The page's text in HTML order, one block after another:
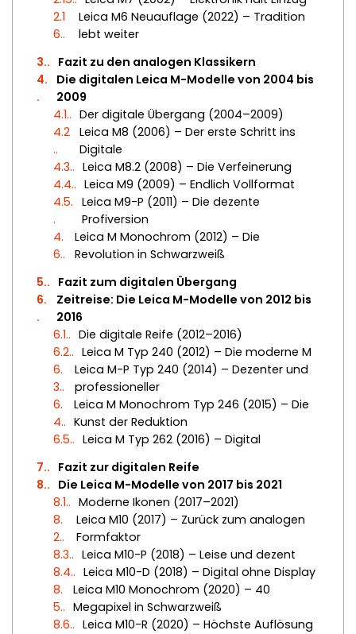
2.1
6.
Leica M6 Neuauflage (2022) – Tradition
lebt weiter
3.
Fazit zu den analogen Klassikern
4.
Die digitalen Leica M-Modelle von 2004 bis
2009
4.1.
Der digitale Übergang (2004–2009)
4.2
.
Leica M8 (2006) – Der erste Schritt ins
Digitale
4.3.
Leica M8.2 (2008) – Die Verfeinerung
4.4.
Leica M9 (2009) – Endlich Vollformat
4.5.
Leica M9-P (2011) – Die dezente
Profiversion
4.
6.
Leica M Monochrom (2012) – Die
Revolution in Schwarzweiß
5.
Fazit zum digitalen Übergang
6.
Zeitreise: Die Leica M-Modelle von 2012 bis
2016
6.1.
Die digitale Reife (2012–2016)
6.2.
Leica M Typ 240 (2012) – Die moderne M
6.
3.
Leica M-P Typ 240 (2014) – Dezenter und
professioneller
6.
4.
Leica M Monochrom Typ 246 (2015) – Die
Kunst der Reduktion
6.5.
Leica M Typ 262 (2016) – Digital
7.
Fazit zur digitalen Reife
8.
Die Leica M-Modelle von 2017 bis 2021
8.1.
Moderne Ikonen (2017–2021)
8.
2.
Leica M10 (2017) – Zurück zum analogen
Formfaktor
8.3.
Leica M10-P (2018) – Leise und dezent
8.4.
Leica M10-D (2018) – Digital ohne Display
8.
5.
Leica M10 Monochrom (2020) – 40
Megapixel in Schwarzweiß
8.6.
Leica M10-R (2020) – Höchste Auflösung